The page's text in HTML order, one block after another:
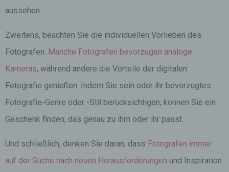
aussehen.
Zweitens, beachten Sie die individuellen Vorlieben des
Fotografen. Manche Fotografen bevorzugen analoge
Kameras, während andere die Vorteile der digitalen
Fotografie genießen. Indem Sie sein oder ihr bevorzugtes
Fotografie-Genre oder -Stil berücksichtigen, können Sie ein
Geschenk finden, das genau zu ihm oder ihr passt.
Und schließlich, denken Sie daran, dass Fotografen immer
auf der Suche nach neuen Herausforderungen und Inspiration